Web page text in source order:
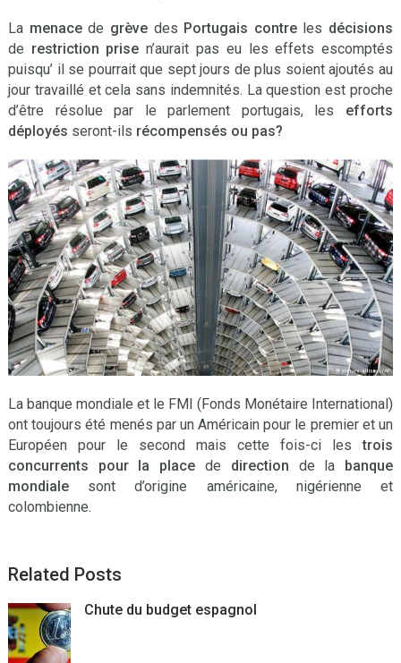
La menacede grèvedes Portugais contreles décisions
de restriction prise n’aurait pas eu les effets escomptés
puisqu’ il se pourrait que sept jours de plus soient ajoutés au
jour travaillé et cela sans indemnités. La question est proche
d’être résolue par le parlement portugais, les efforts
déployés seront-ils récompensés ou pas?
La banque mondiale et le FMI (Fonds Monétaire International)
ont toujours été menés par un Américain pour le premier et un
Européen pour le second mais cette fois-ci lestrois
concurrents
pour la place de direction de la
banque
mondialesont d’origine américaine, nigérienne et
colombienne.
Related Posts
Chute du budget espagnol